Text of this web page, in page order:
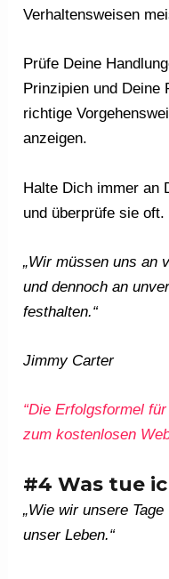
Verhaltensweisen
Prüfe Deine
Prinzipien und Deine
richtige
anzeigen.
Halte Dich immer an
und überprüfe sie oft.
„Wir müssen uns an
und dennoch an
festhalten.“
Jimmy Carter
“Die Erfolgsformel
zum kostenlosen
#4 Was tue
„Wie wir unsere
unser Leben.“